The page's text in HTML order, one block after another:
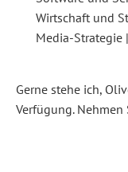
Wirtschaft und
Media-Strategie |
Gerne stehe ich,
Verfügung. Nehmen